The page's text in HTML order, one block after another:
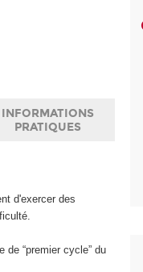
INFORMATIONS
PRATIQUES
d'exercer des
“premier cycle” du